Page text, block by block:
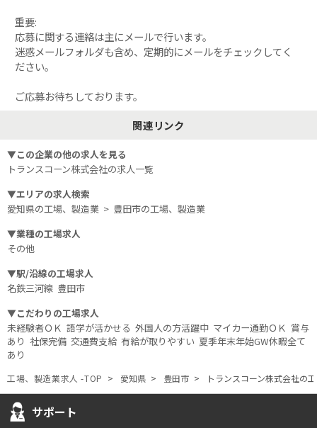
重要:
応募に関する連絡は主にメールで行います。
迷惑メールフォルダも含め、定期的にメールをチェックしてく
ださい。
ご応募お待ちしております。
関連リンク
▼この企業の他の求人を見る
トランスコーン株式会社の求人一覧
▼エリアの求人検索
愛知県の工場、製造業 > 豊田市の工場、製造業
▼業種の工場求人
その他
▼駅/沿線の工場求人
名鉄三河線 豊田市
▼こだわりの工場求人
未経験者ＯＫ 語学が活かせる 外国人の方活躍中 マイカー通勤ＯＫ 賞与
あり 社保完備 交通費支給 有給が取りやすい 夏季年末年始GW休暇全て
あり
工場、製造業求人 -TOP 愛知県 豊田市 トランスコーン株式会社の
サポート